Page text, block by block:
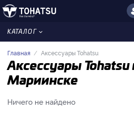
КАТАЛОГ
Главная Аксессуары Tohatsu
Аксессуары Tohatsu
Мариинске
Ничего не найдено